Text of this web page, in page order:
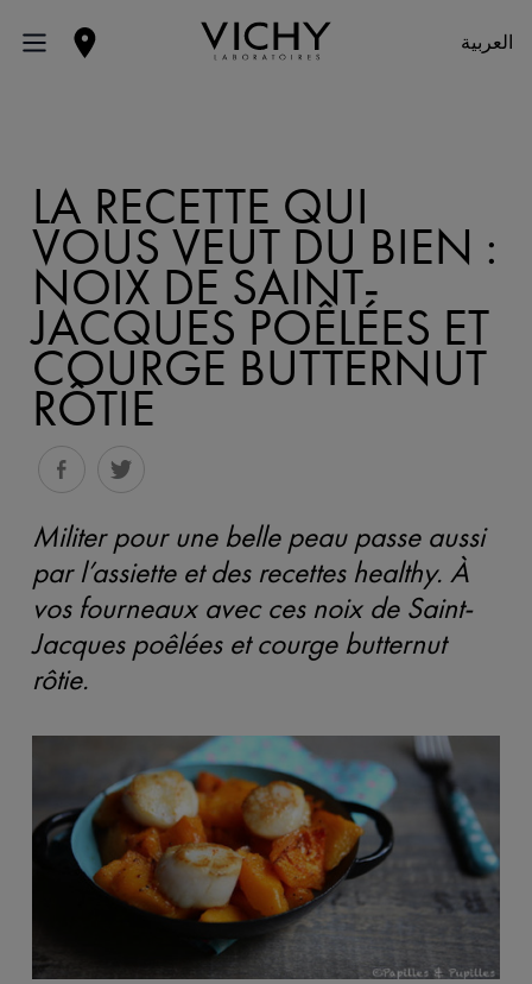
العربية
LA RECETTE QUI
VOUS VEUT DU BIEN :
NOIX DE SAINT-
JACQUES POÊLÉES ET
COURGE BUTTERNUT
RÔTIE
Militer pour une belle peau passe aussi
par l’assiette et des recettes healthy. À
vos fourneaux avec ces noix de Saint-
Jacques poêlées et courge butternut
rôtie.